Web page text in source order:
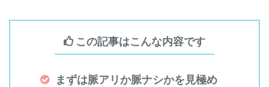
この記事はこんな内容です
まずは脈アリか脈ナシかを見極め